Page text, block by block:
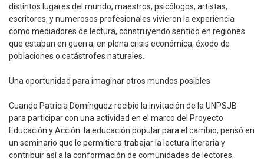
distintos lugares del mundo, maestros, psicólogos, artistas,
escritores, y numerosos profesionales vivieron la experiencia
como mediadores de lectura, construyendo sentido en regiones
que estaban en guerra, en plena crisis económica, éxodo de
poblaciones o catástrofes naturales.
Una oportunidad para imaginar otros mundos posibles
Cuando Patricia Domínguez recibió la invitación de la UNPSJB
para participar con una actividad en el marco del Proyecto
Educación y Acción: la educación popular para el cambio, pensó en
un seminario que le permitiera trabajar la lectura literaria y
contribuir así a la conformación de comunidades de lectores.